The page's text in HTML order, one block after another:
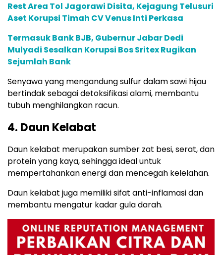
Rest Area Tol Jagorawi Disita, Kejagung Telusuri
Aset Korupsi Timah CV Venus Inti Perkasa
Termasuk Bank BJB, Gubernur Jabar Dedi
Mulyadi Sesalkan Korupsi Bos Sritex Rugikan
Sejumlah Bank
Senyawa yang mengandung sulfur dalam sawi hijau
bertindak sebagai detoksifikasi alami, membantu
tubuh menghilangkan racun.
4. Daun Kelabat
Daun kelabat merupakan sumber zat besi, serat, dan
protein yang kaya, sehingga ideal untuk
mempertahankan energi dan mencegah kelelahan.
Daun kelabat juga memiliki sifat anti-inflamasi dan
membantu mengatur kadar gula darah.